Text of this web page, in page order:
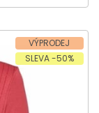
VÝPRODEJ
SLEVA -50%